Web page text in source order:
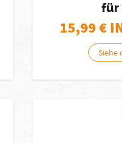
für
15,99€
Siehe